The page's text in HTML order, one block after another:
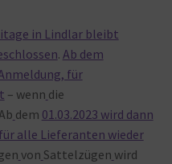
in Lindlar bleibt
. Ab dem
für
– wenn die
dem 01.03.2023 wird dann
alle Lieferanten wieder
von Sattelzügen wird